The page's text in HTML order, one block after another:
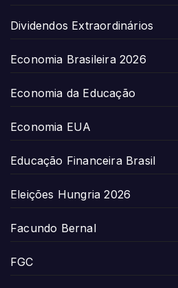
Dividendos Extraordinários
Economia Brasileira 2026
Economia da Educação
Economia EUA
Educação Financeira Brasil
Eleições Hungria 2026
Facundo Bernal
FGC